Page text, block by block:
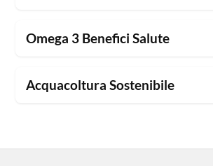
Omega 3 Benefici Salute
Acquacoltura Sostenibile